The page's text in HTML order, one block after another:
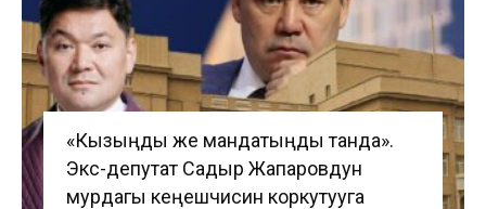
«Кызыңды же мандатыңды танда».
Экс-депутат Садыр Жапаровдун
мурдагы кеңешчисин коркутууга